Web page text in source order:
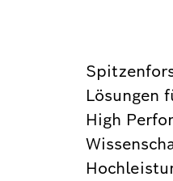
Lösungen
High